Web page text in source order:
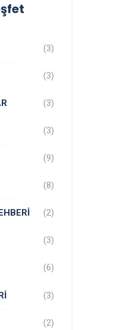
(3)
(3)
(3)
(3)
(9)
(8)
(2)
(3)
(6)
(3)
(2)